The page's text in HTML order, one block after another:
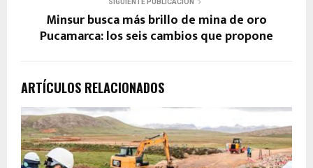
SIGUIENTE PUBLICACIÓN
Minsur busca más brillo de mina de oro
Pucamarca: los seis cambios que propone
ARTÍCULOS RELACIONADOS